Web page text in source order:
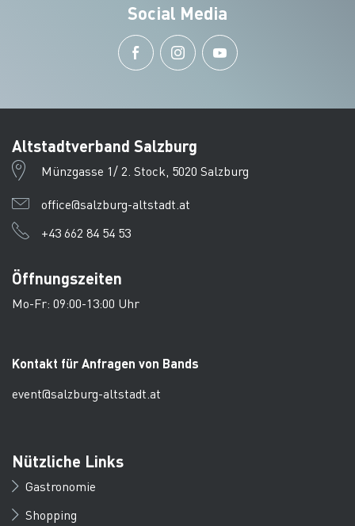
Social Media
Altstadtverband Salzburg
Münzgasse 1/ 2. Stock, 5020 Salzburg
office@salzburg-altstadt.at
+43 662 84 54 53
Öffnungszeiten
Mo-Fr: 09:00-13:00 Uhr
Kontakt für Anfragen von Bands
event@salzburg-altstadt.at
Nützliche Links
Gastronomie
Shopping